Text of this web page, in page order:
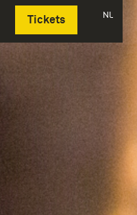
Tickets NL
Deutsch